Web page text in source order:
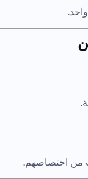
من اختصاصهم.